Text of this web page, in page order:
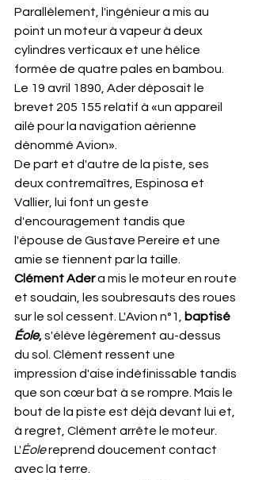
Parallèlement, l'ingénieur a mis au
point un moteur à vapeur à deux
cylindres verticaux et une hélice
formée de quatre pales en bambou.
Le 19 avril 1890, Ader déposait le
brevet 205 155 relatif à «un appareil
ailé pour la navigation aérienne
dénommé Avion».
De part et d'autre de la piste, ses
deux contremaîtres, Espinosa et
Vallier, lui font un geste
d'encouragement tandis que
l'épouse de Gustave Pereire et une
amie se tiennent par la taille.
Clément Ader a mis le moteur en route
et soudain, les soubresauts des roues
sur le sol cessent. L'Avion n°1,
baptisé
Éole, s'élève légèrement au-dessus
du sol. Clément ressent une
impression d'aise indéfinissable tandis
que son cœur bat à se rompre. Mais le
bout de la piste est déjà devant lui et,
à regret, Clément arrête le moteur.
L'Éole reprend doucement contact
avec la terre.